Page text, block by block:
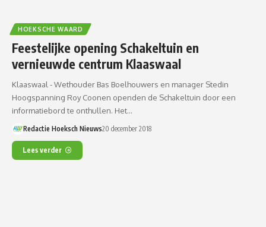
HOEKSCHE WAARD
Feestelijke opening Schakeltuin en
vernieuwde centrum Klaaswaal
Klaaswaal - Wethouder Bas Boelhouwers en manager Stedin
Hoogspanning Roy Coonen openden de Schakeltuin door een
informatiebord te onthullen. Het…
Redactie Hoeksch Nieuws20 december 2018
Lees verder